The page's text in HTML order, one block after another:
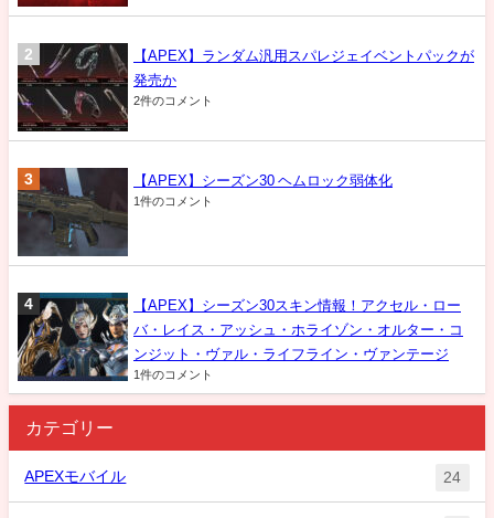
【APEX】ランダム汎用スパレジェイベントパックが
発売か
2件のコメント
【APEX】シーズン30 ヘムロック弱体化
1件のコメント
【APEX】シーズン30スキン情報！アクセル・ロー
バ・レイス・アッシュ・ホライゾン・オルター・コ
ンジット・ヴァル・ライフライン・ヴァンテージ
1件のコメント
カテゴリー
APEXモバイル 24